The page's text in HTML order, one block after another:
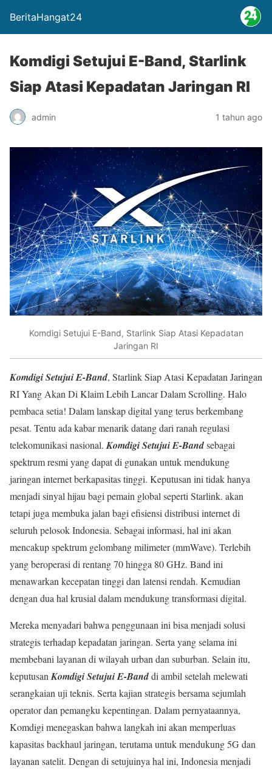
BeritaHangat24
Komdigi Setujui E-Band, Starlink
Siap Atasi Kepadatan Jaringan RI
admin 1 tahun ago
Komdigi Setujui E-Band, Starlink Siap Atasi Kepadatan
Jaringan RI
Komdigi Setujui E-Band, Starlink Siap Atasi Kepadatan Jaringan
RI Yang Akan Di Klaim Lebih Lancar Dalam Scrolling. Halo
pembaca setia! Dalam lanskap digital yang terus berkembang
pesat. Tentu ada kabar menarik datang dari ranah regulasi
telekomunikasi nasional. Komdigi Setujui E-Bandsebagai
spektrum resmi yang dapat di gunakan untuk mendukung
jaringan internet berkapasitas tinggi. Keputusan ini tidak hanya
menjadi sinyal hijau bagi pemain global seperti Starlink. akan
tetapi juga membuka jalan bagi efisiensi distribusi internet di
seluruh pelosok Indonesia. Sebagai informasi, hal ini akan
mencakup spektrum gelombang milimeter (mmWave). Terlebih
yang beroperasi di rentang 70 hingga 80 GHz. Band ini
menawarkan kecepatan tinggi dan latensi rendah. Kemudian
dengan dua hal krusial dalam mendukung transformasi digital.
Mereka menyadari bahwa penggunaan ini bisa menjadi solusi
strategis terhadap kepadatan jaringan. Serta yang selama ini
membebani layanan di wilayah urban dan suburban. Selain itu,
keputusan Komdigi Setujui E-Banddi ambil setelah melewati
serangkaian uji teknis. Serta kajian strategis bersama sejumlah
operator dan pemangku kepentingan. Dalam pernyataannya,
Komdigi menegaskan bahwa langkah ini akan memperluas
kapasitas backhaul jaringan, terutama untuk mendukung 5G dan
layanan satelit. Dengan di setujuinya hal ini, Indonesia menjadi